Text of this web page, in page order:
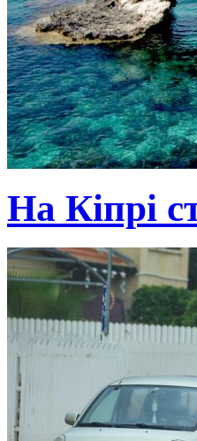
На Кіпрі